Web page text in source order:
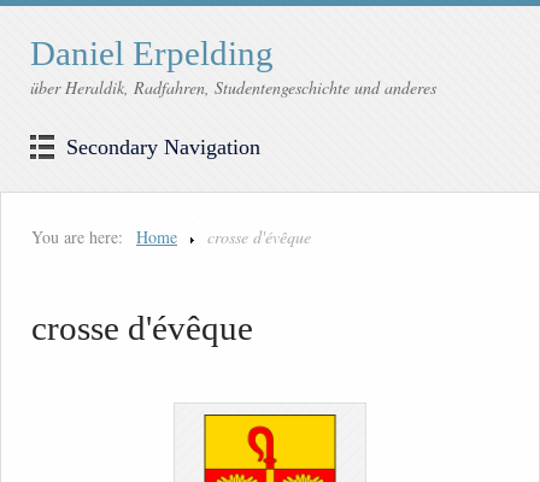
Daniel Erpelding
über Heraldik, Radfahren, Studentengeschichte und anderes
Secondary Navigation
You are here: Home crosse d'évêque
crosse d'évêque